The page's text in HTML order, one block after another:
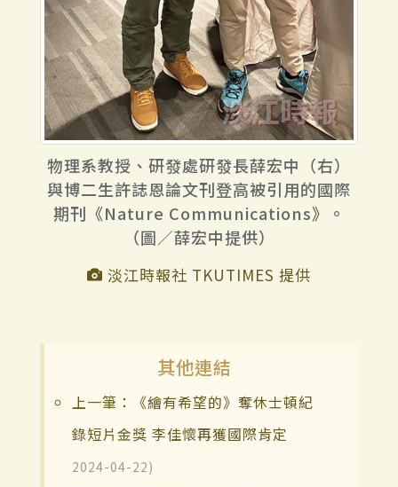
物理系教授、研發處研發長薛宏中（右）
與博二生許誌恩論文刊登高被引用的國際
期刊《Nature Communications》。
（圖／薛宏中提供）
淡江時報社 TKUTIMES 提供
其他連結
上一筆：《繪有希望的》奪休士頓紀
錄短片金獎 李佳懷再獲國際肯定
2024-04-22)